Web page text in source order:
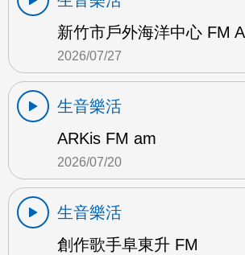
新竹市戶外海洋中心 FM
2026/07/27
生音樂活
ARKis FM am
2026/07/20
生音樂活
創作歌手阜東升 FM